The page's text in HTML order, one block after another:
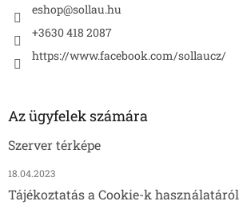
eshop@sollau.hu
+3630 418 2087
https://www.facebook.com/sollaucz/
Az ügyfelek számára
Szerver térképe
18.04.2023
Tájékoztatás a Cookie-k használatáról